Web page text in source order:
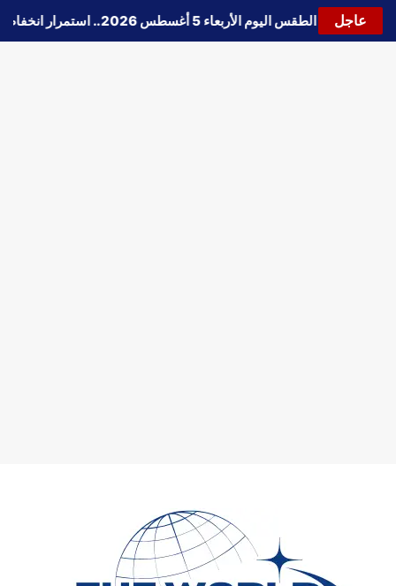
عاجل 🔵حالة الطقس اليوم الأربعاء 5 أغسطس 2026.. استمرار انخفاض الحرارة وتحذيرات من الشبورة واضطراب الملاحة